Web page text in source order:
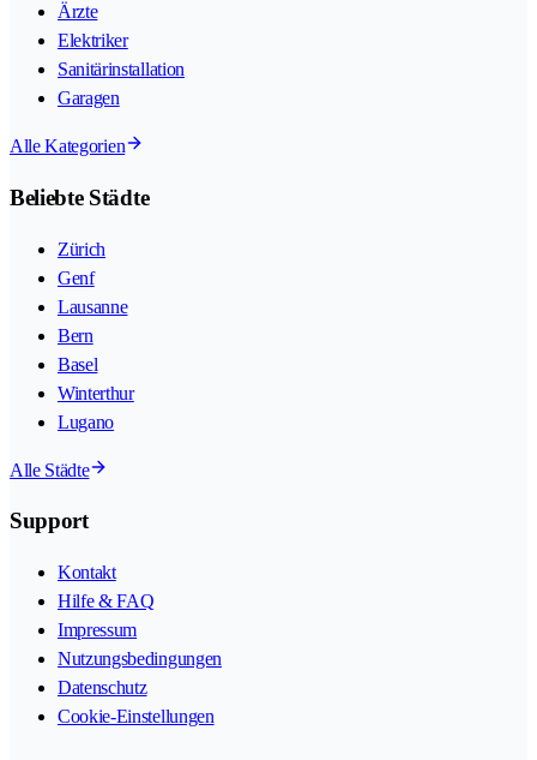
Ärzte
Elektriker
Sanitärinstallation
Garagen
Alle Kategorien
Beliebte Städte
Zürich
Genf
Lausanne
Bern
Basel
Winterthur
Lugano
Alle Städte
Support
Kontakt
Hilfe & FAQ
Impressum
Nutzungsbedingungen
Datenschutz
Cookie-Einstellungen